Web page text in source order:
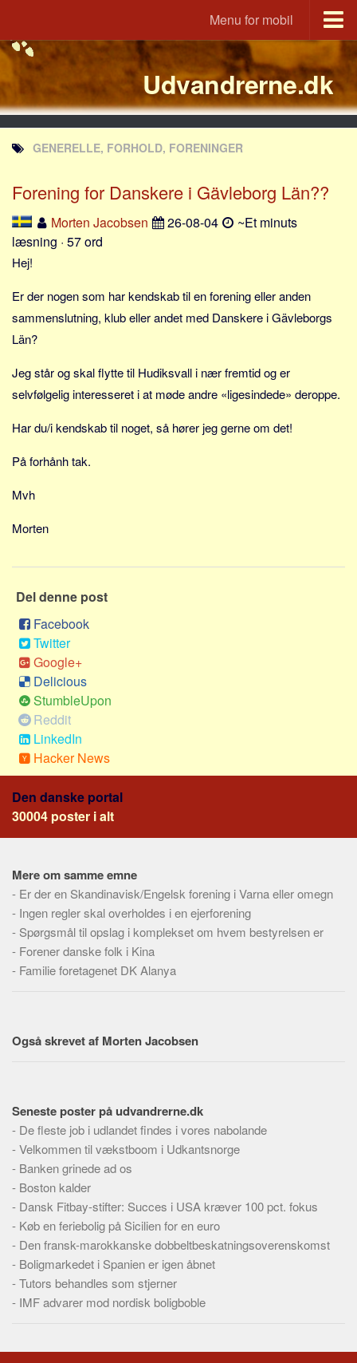
Menu for mobil
Portal
Udvandrerne.dk
Utvandrerne.no
Utvandrarna.se
Tyskland.dk
England.dk
JLKM.dk
Lande
Tyrkiet
Spanien
Frankrig
Norge
Grækenland
USA
Bolig
Job
Virksomhed
Investering
Pension og opsparing
Forbrug
Social sikring og sundhed
Transport
Alle
Aspekter
Køb og salg
Jura og regler
Skatter og afgifter
Statistik
Praktisk
Alle
Personer
Steder
Kilder
Om
Webstedet
Forhistorien
Redigering
Tekstannoncer
Bannere
Udvandrerne.dk
GENERELLE, FORHOLD, FORENINGER
Forening for Danskere i Gävleborg Län??
Morten Jacobsen 26-08-04
~Et minuts
læsning · 57 ord
Hej!
Er der nogen som har kendskab til en forening eller anden
sammenslutning, klub eller andet med Danskere i Gävleborgs
Län?
Jeg står og skal flytte til Hudiksvall i nær fremtid og er
selvfølgelig interesseret i at møde andre «ligesindede» deroppe.
Har du/i kendskab til noget, så hører jeg gerne om det!
På forhånh tak.
Mvh
Morten
Del denne post
Facebook
Twitter
Google+
Delicious
StumbleUpon
Reddit
LinkedIn
Hacker News
Den danske portal
30004 poster i alt
Mere om samme emne
- Er der en Skandinavisk/Engelsk forening i Varna eller omegn
- Ingen regler skal overholdes i en ejerforening
- Spørgsmål til opslag i komplekset om hvem bestyrelsen er
- Forener danske folk i Kina
- Familie foretagenet DK Alanya
Også skrevet af Morten Jacobsen
Seneste poster på udvandrerne.dk
- De fleste job i udlandet findes i vores nabolande
-Velkommen til vækstboom i Udkantsnorge
- Banken grinede ad os
- Boston kalder
- Dansk Fitbay-stifter: Succes i USA kræver 100 pct. fokus
- Køb en feriebolig på Sicilien for en euro
- Den fransk-marokkanske dobbeltbeskatningsoverenskomst
- Boligmarkedet i Spanien er igen åbnet
-Tutors behandles som stjerner
- IMF advarer mod nordisk boligboble